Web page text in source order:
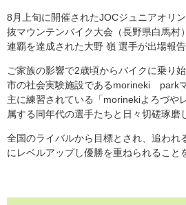
8月上旬に開催されたJOCジュニアオリ
抜マウンテンバイク大会（長野県白馬村
連覇を達成された大野 嶺 選手が出場報
ご家族の影響で2歳頃からバイクに乗り
市の社会実験施設であるmorineki park
主に練習されている「morinekiよろづや
属する同年代の選手たちと日々切磋琢磨
全国のライバルから目標とされ、追われ
にレベルアップし優勝を重ねられること